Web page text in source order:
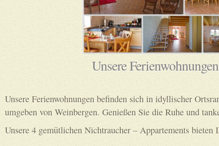
Unsere Ferienwohnungen
Unsere Ferienwohnungen befinden sich in idyllischer
umgeben von Weinbergen. Genießen Sie die Ruhe und
Unsere 4 gemütlichen Nichtraucher – Appartements bieten